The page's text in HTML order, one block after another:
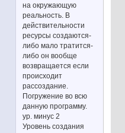
на окружающую
реальность. В
действительности
ресурсы создаются-
либо мало тратится-
либо он вообще
возвращается если
происходит
рассоздание.
Погружение во всю
данную программу.
ур. минус 2
Уровень создания